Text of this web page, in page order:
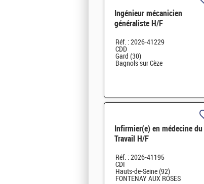
Ingénieur mécanicien
généraliste H/F
Réf. : 2026-41229
CDD
Gard (30)
Bagnols sur Cèze
Infirmier(e) en médecine du
Travail H/F
Réf. : 2026-41195
CDI
Hauts-de-Seine (92)
FONTENAY AUX ROSES